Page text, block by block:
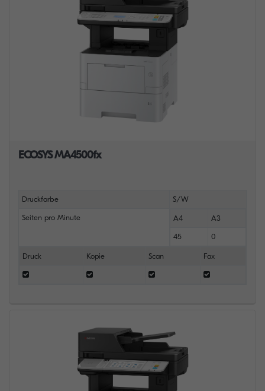
ECOSYS MA4500fx
Druckfarbe S/W
Seiten pro Minute A4 A3
45 0
Druck Kopie Scan Fax